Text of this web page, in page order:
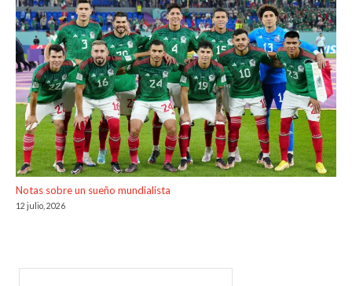
Notas sobre un sueño mundialista
12 julio, 2026